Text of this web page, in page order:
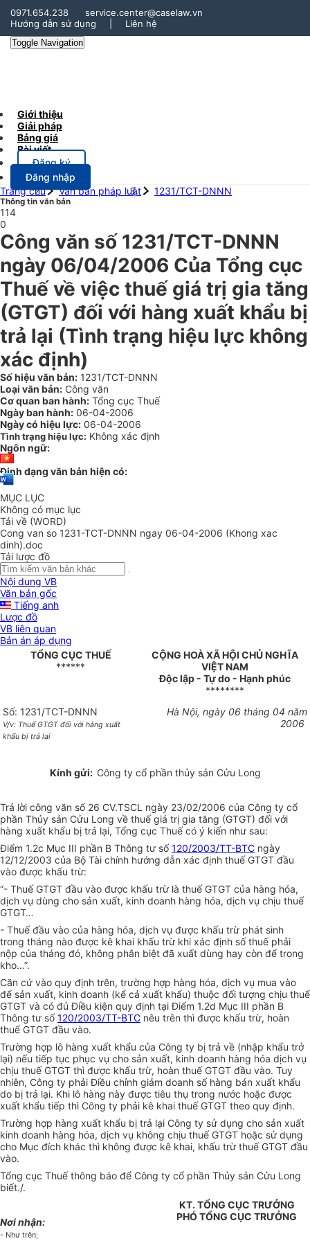
0971.654.238
service.center@caselaw.vn
Hướng dẫn sử dụng
Liên hệ
Toggle Navigation
Giới thiệu
Giải pháp
Bảng giá
Bài viết
Đăng ký
Đăng nhập
Trang chủ
Văn bản pháp luật 1231/TCT-DNNN
Thông tin văn bản
114
0
Công văn số 1231/TCT-DNNN
ngày 06/04/2006 Của Tổng cục
Thuế về việc thuế giá trị gia tăng
(GTGT) đối với hàng xuất khẩu bị
trả lại (Tình trạng hiệu lực không
xác định)
Số hiệu văn bản: 1231/TCT-DNNN
Loại văn bản: Công văn
Cơ quan ban hành: Tổng cục Thuế
Ngày ban hành: 06-04-2006
Ngày có hiệu lực: 06-04-2006
Tình trạng hiệu lực: Không xác định
Ngôn ngữ:
Định dạng văn bản hiện có:
MỤC LỤC
Không có mục lục
Tải về (WORD)
Cong van so 1231-TCT-DNNN ngay 06-04-2006 (Khong xac
dinh).doc
Tải lược đồ
Nội dung VB
Văn bản gốc
Tiếng anh
Lược đồ
VB liên quan
Bản án áp dụng
TỔNG CỤC THUẾ
******
CỘNG HOÀ XÃ HỘI CHỦ NGHĨA
VIỆT NAM
Độc lập - Tự do - Hạnh phúc
********
Số: 1231/TCT-DNNN
V/v: Thuế GTGT đối với hàng xuất
khẩu bị trả lại
Hà Nội, ngày 06 tháng 04 năm
2006
Kính gửi: Công ty cổ phần thủy sản Cửu Long
Trả lời công văn số 26 CV.TSCL ngày 23/02/2006 của Công ty cổ
phần Thủy sản Cửu Long về thuế giá trị gia tăng (GTGT) đối với
hàng xuất khẩu bị trả lại, Tổng cục Thuế có ý kiến như sau:
Điểm 1.2c Mục III phần B Thông tư số120/2003/TT-BTC ngày
12/12/2003 của Bộ Tài chính hướng dẫn xác định thuế GTGT đầu
vào được khấu trừ:
“- Thuế GTGT đầu vào được khấu trừ là thuế GTGT của hàng hóa,
dịch vụ dùng cho sản xuất, kinh doanh hàng hóa, dịch vụ chịu thuế
GTGT…
- Thuế đầu vào của hàng hóa, dịch vụ được khấu trừ phát sinh
trong tháng nào được kê khai khấu trừ khi xác định số thuế phải
nộp của tháng đó, không phân biệt đã xuất dùng hay còn để trong
kho…”.
Căn cứ vào quy định trên, trường hợp hàng hóa, dịch vụ mua vào
để sản xuất, kinh doanh (kể cả xuất khẩu) thuộc đối tượng chịu thuế
GTGT và có đủ Điều kiện quy định tại Điểm 1.2d Mục III phần B
Thông tư số120/2003/TT-BTC nêu trên thì được khấu trừ, hoàn
thuế GTGT đầu vào.
Trường hợp lô hàng xuất khẩu của Công ty bị trả về (nhập khẩu trở
lại) nếu tiếp tục phục vụ cho sản xuất, kinh doanh hàng hóa dịch vụ
chịu thuế GTGT thì được khấu trừ, hoàn thuế GTGT đầu vào. Tuy
nhiên, Công ty phải Điều chỉnh giảm doanh số hàng bán xuất khẩu
do bị trả lại. Khi lô hàng này được tiêu thụ trong nước hoặc được
xuất khẩu tiếp thì Công ty phải kê khai thuế GTGT theo quy định.
Trường hợp hàng xuất khẩu bị trả lại Công ty sử dụng cho sản xuất
kinh doanh hàng hóa, dịch vụ không chịu thuế GTGT hoặc sử dụng
cho Mục đích khác thì không được kê khai, khấu trừ thuế GTGT đầu
vào.
Tổng cục Thuế thông báo để Công ty cổ phần Thủy sản Cửu Long
biết./.
Nơi nhận:
- Như trên;
KT. TỔNG CỤC TRƯỞNG
PHÓ TỔNG CỤC TRƯỞNG